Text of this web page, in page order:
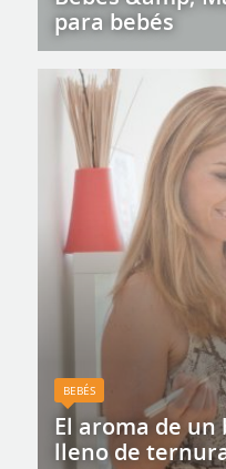
para bebés
BEBÉS
El aroma de un
lleno de